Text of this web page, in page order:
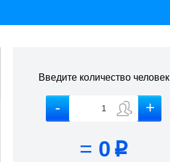
Введите количество человек
= 0 p